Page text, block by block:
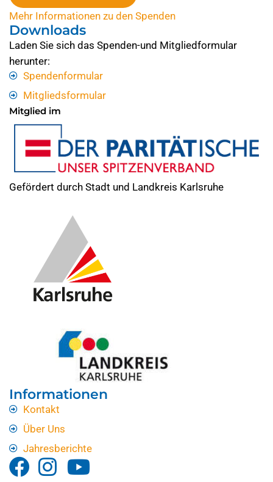
Mehr Informationen zu den Spenden
Downloads
Laden Sie sich das Spenden-und Mitgliedformular
herunter:
Spendenformular
Mitgliedsformular
Mitglied im
Gefördert durch Stadt und Landkreis Karlsruhe
Informationen
Kontakt
Über Uns
Jahresberichte